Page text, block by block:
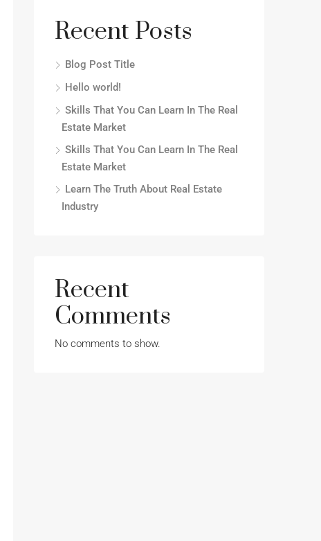
Recent Posts
Blog Post Title
Hello world!
Skills That You Can Learn In The Real
Estate Market
Skills That You Can Learn In The Real
Estate Market
Learn The Truth About Real Estate
Industry
Recent
Comments
No comments to show.